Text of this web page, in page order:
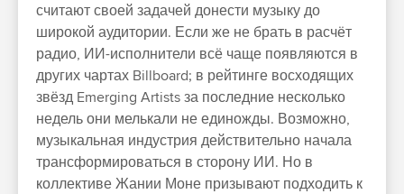
считают своей задачей донести музыку до
широкой аудитории. Если же не брать в расчёт
радио, ИИ-исполнители всё чаще появляются в
других чартах Billboard; в рейтинге восходящих
звёзд Emerging Artists за последние несколько
недель они мелькали не единожды. Возможно,
музыкальная индустрия действительно начала
трансформироваться в сторону ИИ. Но в
коллективе Жании Моне призывают подходить к